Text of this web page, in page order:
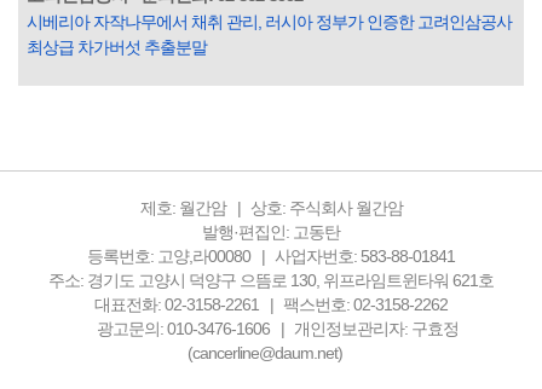
시베리아 자작나무에서 채취 관리, 러시아 정부가 인증한 고려인삼공사
최상급 차가버섯 추출분말
제호: 월간암
상호: 주식회사 월간암
발행·편집인: 고동탄
등록번호: 고양,라00080
사업자번호: 583-88-01841
주소: 경기도 고양시 덕양구 으뜸로 130, 위프라임트윈타워 621호
대표전화: 02-3158-2261
팩스번호: 02-3158-2262
광고문의: 010-3476-1606
개인정보관리자: 구효정
(cancerline@daum.net)